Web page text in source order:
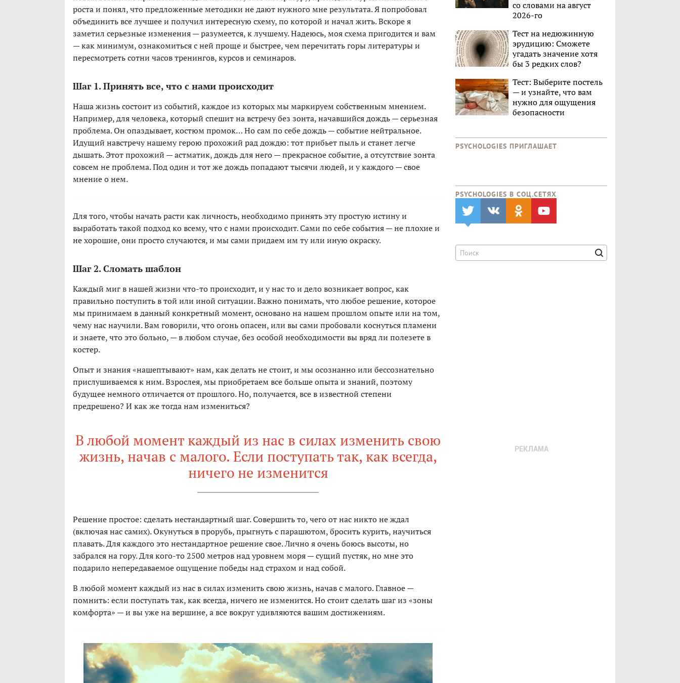
роста и понял, что предложенные методики не дают нужного мне результата. Я попробовал
объединить все лучшее и получил интересную схему, по которой и начал жить. Вскоре я
заметил серьезные изменения — разумеется, к лучшему. Надеюсь, моя схема пригодится и вам
— как минимум, ознакомиться с ней проще и быстрее, чем перечитать горы литературы и
пересмотреть сотни часов тренингов, курсов и семинаров.
Шаг 1. Принять все, что с нами происходит
Наша жизнь состоит из событий, каждое из которых мы маркируем собственным мнением.
Например, для человека, который спешит на встречу без зонта, начавшийся дождь — серьезная
проблема. Он опаздывает, костюм промок… Но сам по себе дождь — событие нейтральное.
Идущий навстречу нашему герою прохожий рад дождю: тот прибьет пыль и станет легче
дышать. Этот прохожий — астматик, дождь для него — прекрасное событие, а отсутствие зонта
совсем не проблема. Под один и тот же дождь попадают тысячи людей, и у каждого — свое
мнение о нем.
Для того, чтобы начать расти как личность, необходимо принять эту простую истину и
выработать такой подход ко всему, что с нами происходит. Сами по себе события — не плохие и
не хорошие, они просто случаются, и мы сами придаем им ту или иную окраску.
Шаг 2. Сломать шаблон
Каждый миг в нашей жизни что-то происходит, и у нас то и дело возникает вопрос, как
правильно поступить в той или иной ситуации. Важно понимать, что любое решение, которое
мы принимаем в данный конкретный момент, основано на нашем прошлом опыте или на том,
чему нас научили. Вам говорили, что огонь опасен, или вы сами пробовали коснуться пламени
и знаете, что это больно, — в любом случае, без особой необходимости вы вряд ли полезете в
костер.
Опыт и знания «нашептывают» нам, как делать не стоит, и мы осознанно или бессознательно
прислушиваемся к ним. Взрослея, мы приобретаем все больше опыта и знаний, поэтому
будущее немного отличается от прошлого. Но, получается, все в известной степени
предрешено? И как же тогда нам измениться?
В любой момент каждый из нас в силах изменить свою
жизнь, начав с малого. Если поступать так, как всегда,
ничего не изменится
Решение простое: сделать нестандартный шаг. Совершить то, чего от нас никто не ждал
(включая нас самих). Окунуться в прорубь, прыгнуть с парашютом, бросить курить, научиться
плавать. Для каждого это нестандартное решение свое. Лично я очень боюсь высоты, но
забрался на гору. Для кого-то 2500 метров над уровнем моря — сущий пустяк, но мне это
подарило непередаваемое ощущение победы над страхом и над собой.
В любой момент каждый из нас в силах изменить свою жизнь, начав с малого. Главное —
помнить: если поступать так, как всегда, ничего не изменится. Но стоит сделать шаг из «зоны
комфорта» — и вы уже на вершине, а все вокруг удивляются вашим достижениям.
со словами на август
2026-го
Тест на недюжинную
эрудицию: Сможете
угадать значение хотя
бы 3 редких слов?
Тест: Выберите постель
— и узнайте, что вам
нужно для ощущения
безопасности
PSYCHOLOGIES ПРИГЛАШАЕТ
PSYCHOLOGIES В CОЦ.СЕТЯХ